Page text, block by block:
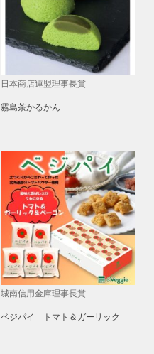
日本商店連盟理事長賞
霧島茶かるかん
城南信用金庫理事長賞
ベジパイ トマト＆ガーリック